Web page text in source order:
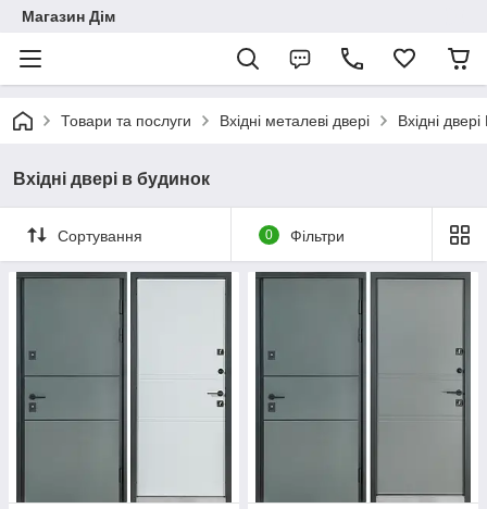
Магазин Дім
Товари та послуги Вхідні металеві двері Вхідні
Вхідні двері в будинок
Сортування 0 Фільтри